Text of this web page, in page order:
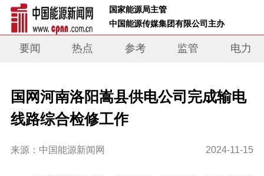
国家能源局主管
中国能源传媒集团有限公司主办
要闻 热点 参考 监管 电力
国网河南洛阳嵩县供电公司完成输电
线路综合检修工作
来源：中国能源新闻网 2024-11-15